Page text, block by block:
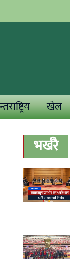
खेल
भर्खरै